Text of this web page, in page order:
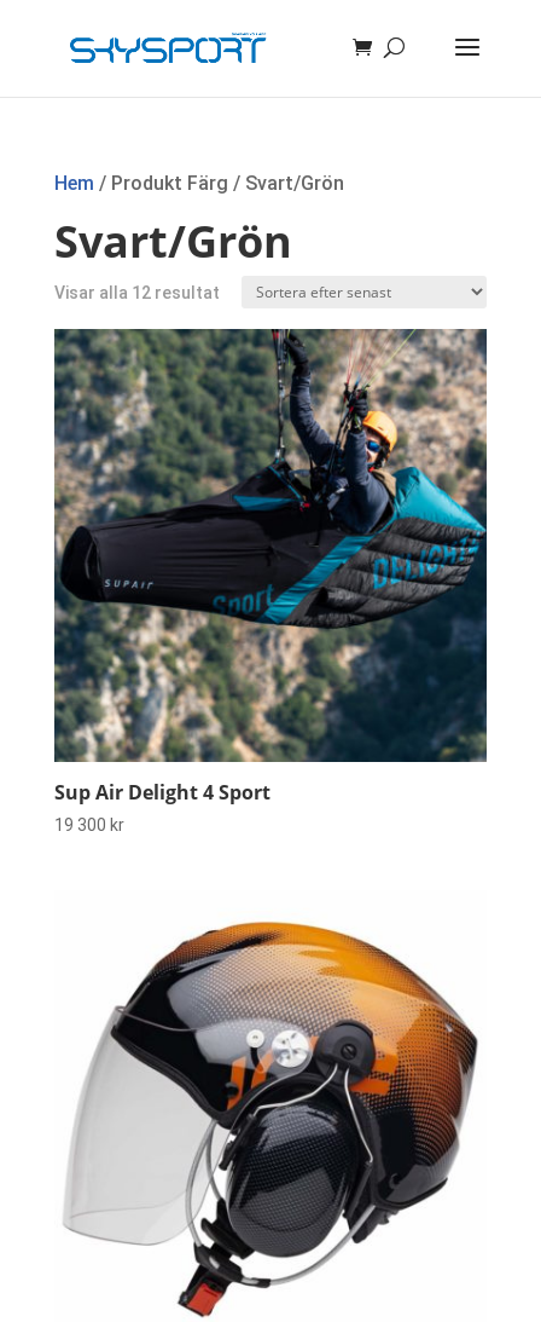
Hem / Produkt Färg / Svart/Grön
Svart/Grön
Visar alla 12 resultatSortera
efter
senaste
Sup Air Delight 4 Sport
19 300 kr